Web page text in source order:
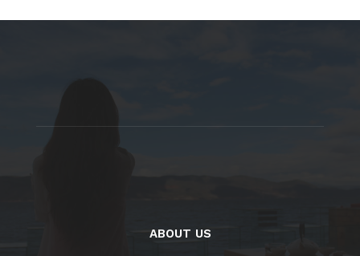
ABOUT US